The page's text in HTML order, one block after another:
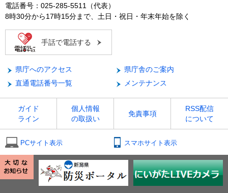
電話番号：025-285-5511（代表）
8時30分から17時15分まで、土日・祝日・年末年始を除く
手話で電話する
県庁へのアクセス
県庁舎のご案内
直通電話番号一覧
メンテナンス
ガイド
ライン
個人情報
の取扱い
免責事項
RSS配信
について
PCサイト表示 スマホサイト表示